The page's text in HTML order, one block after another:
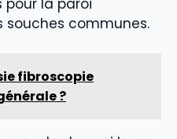
souches communes.
fibroscopie
?